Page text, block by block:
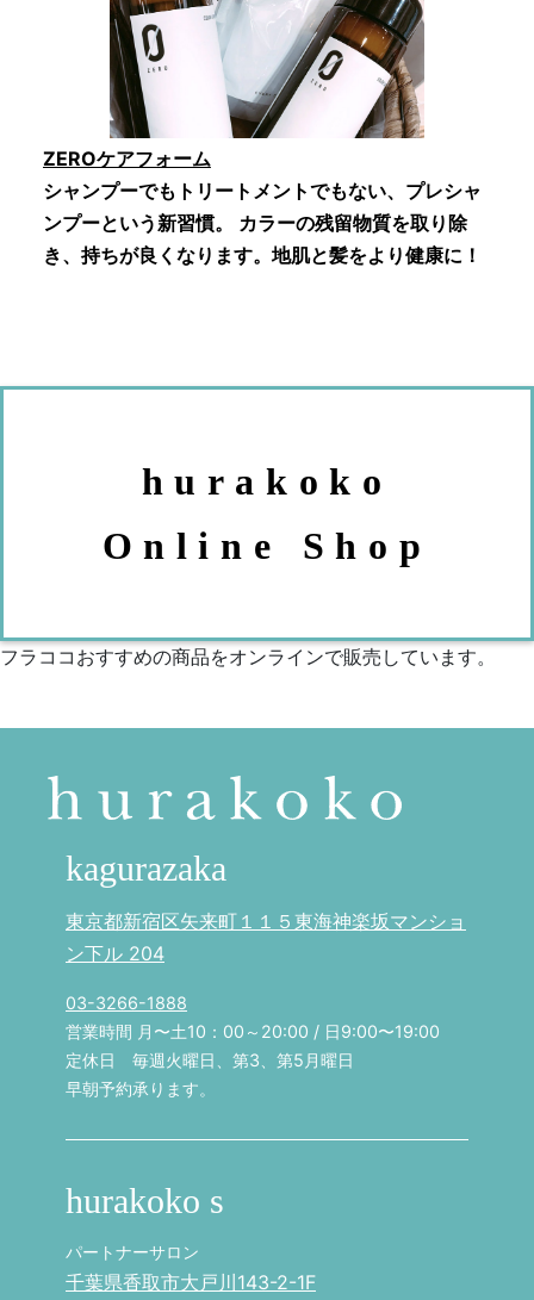
ZEROケアフォーム
シャンプーでもトリートメントでもない、プレシャ
ンプーという新習慣。 カラーの残留物質を取り除
き、持ちが良くなります。地肌と髪をより健康に！
hurakoko
Online Shop
フラココおすすめの商品をオンラインで販売しています。
kagurazaka
東京都新宿区矢来町１１５東海神楽坂マンショ
ン下ル 204
03-3266-1888
営業時間 月〜土10：00～20:00 / 日9:00〜19:00
定休日 毎週火曜日、第3、第5月曜日
早朝予約承ります。
hurakoko s
パートナーサロン
千葉県香取市大戸川143-2-1F